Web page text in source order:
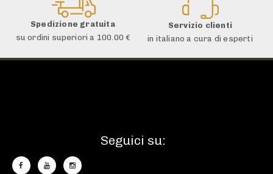
Spedizione gratuita
su ordini superiori a 100.00 €
Servizio clienti
in italiano a cura di esperti
Seguici su: